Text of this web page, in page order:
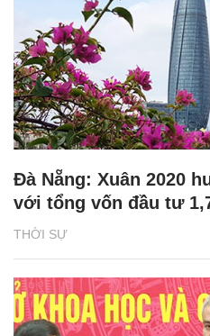
THỜI SỰ
Đà Nẵng: Xuân 2020
với tổng vốn đầu tư